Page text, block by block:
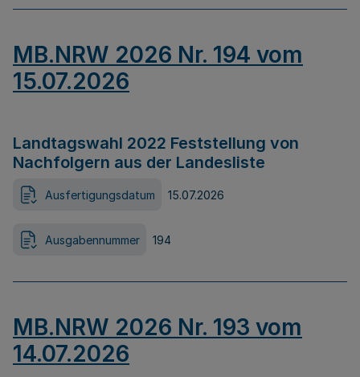
MB.NRW 2026 Nr. 194 vom
15.07.2026
Landtagswahl 2022 Feststellung von
Nachfolgern aus der Landesliste
Ausfertigungsdatum 15.07.2026
Ausgabennummer 194
MB.NRW 2026 Nr. 193 vom
14.07.2026